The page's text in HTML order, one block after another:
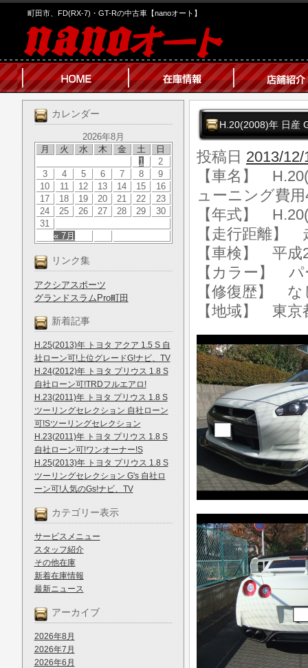
町田市、FD(RX-7)・GT-Rの中古車【nanoオート】
カレンダー
2026年8月
月
火 水 木 金 土 日
« 7月
1
2
3
4 5 6 7 8
9
10
11 12 13 14 15
16
17
18 19 20 21 22
23
24
25 26 27 28 29
30
31
リンク集
アクシアスポーツ
グランドスラムPro町田
新着記事
H.25(2013)年 トヨタ アクア 1.5 S 自
社ローン可!上位グレードG!ナビ、TV
H.24(2012)年 トヨタ プリウス 1.8 S
自社ローン可!TRDフルエアロ!
H.23(2011)年 トヨタ プリウス 1.8 S
ツーリングセレクション 自社ローン
可!Sツーリングセレクション
H.23(2011)年 トヨタ プリウス 1.8 S
自社ローン可!ワンオーナー!S
H.25(2013)年 トヨタ プリウス 1.8 S
ツーリングセレクション G's 自社ロ
ーン可!人気のGs!ナビ、TV
カテゴリー表示
サービスメニュー
スタッフ紹介
その他在庫
新着在庫情報
最新ニュース
アーカイブ
2026年8月
2026年7月
2026年6月
H.20(2008)年 日産
投稿日 2013/12/
【車名】
ューニング費
【年式】
【走行距離】
【車検】 平成
【カラー】
【修復歴】 な
【地域】 東京